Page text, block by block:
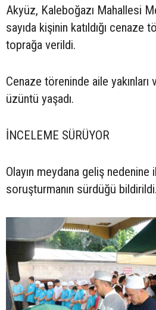
Akyüz, Kaleboğazı Mahallesi
sayıda kişinin katıldığı cenaze
toprağa verildi.
Cenaze töreninde aile yakınları
üzüntü yaşadı.
İNCELEME SÜRÜYOR
Olayın meydana geliş
soruşturmanın sürdüğü bildirildi.